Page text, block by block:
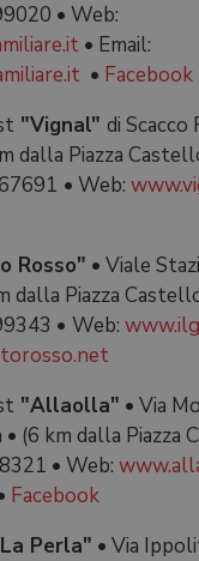
• Web:
• Email:
• Facebook
"Vignal" di Scacco
dalla Piazza
• Web:
Rosso" • Viale
dalla Piazza
• Web:
"Allaolla" • Via
• (6 km dalla Piazza
• Web:
Facebook
Perla" • Via